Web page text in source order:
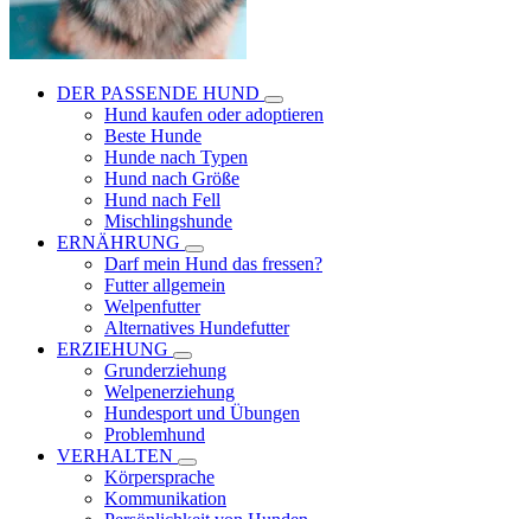
DER PASSENDE HUND
Hund kaufen oder adoptieren
Beste Hunde
Hunde nach Typen
Hund nach Größe
Hund nach Fell
Mischlingshunde
ERNÄHRUNG
Darf mein Hund das fressen?
Futter allgemein
Welpenfutter
Alternatives Hundefutter
ERZIEHUNG
Grunderziehung
Welpenerziehung
Hundesport und Übungen
Problemhund
VERHALTEN
Körpersprache
Kommunikation